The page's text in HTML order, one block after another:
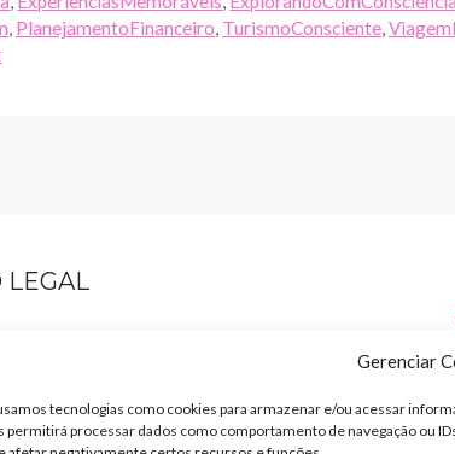
Gerenciar
tecnologias como cookies para armazenar e/ou acessar
processar dados como comportamento de navegação ou
, PlanejamentoFinanceiro, TurismoConsciente,
LEGAL